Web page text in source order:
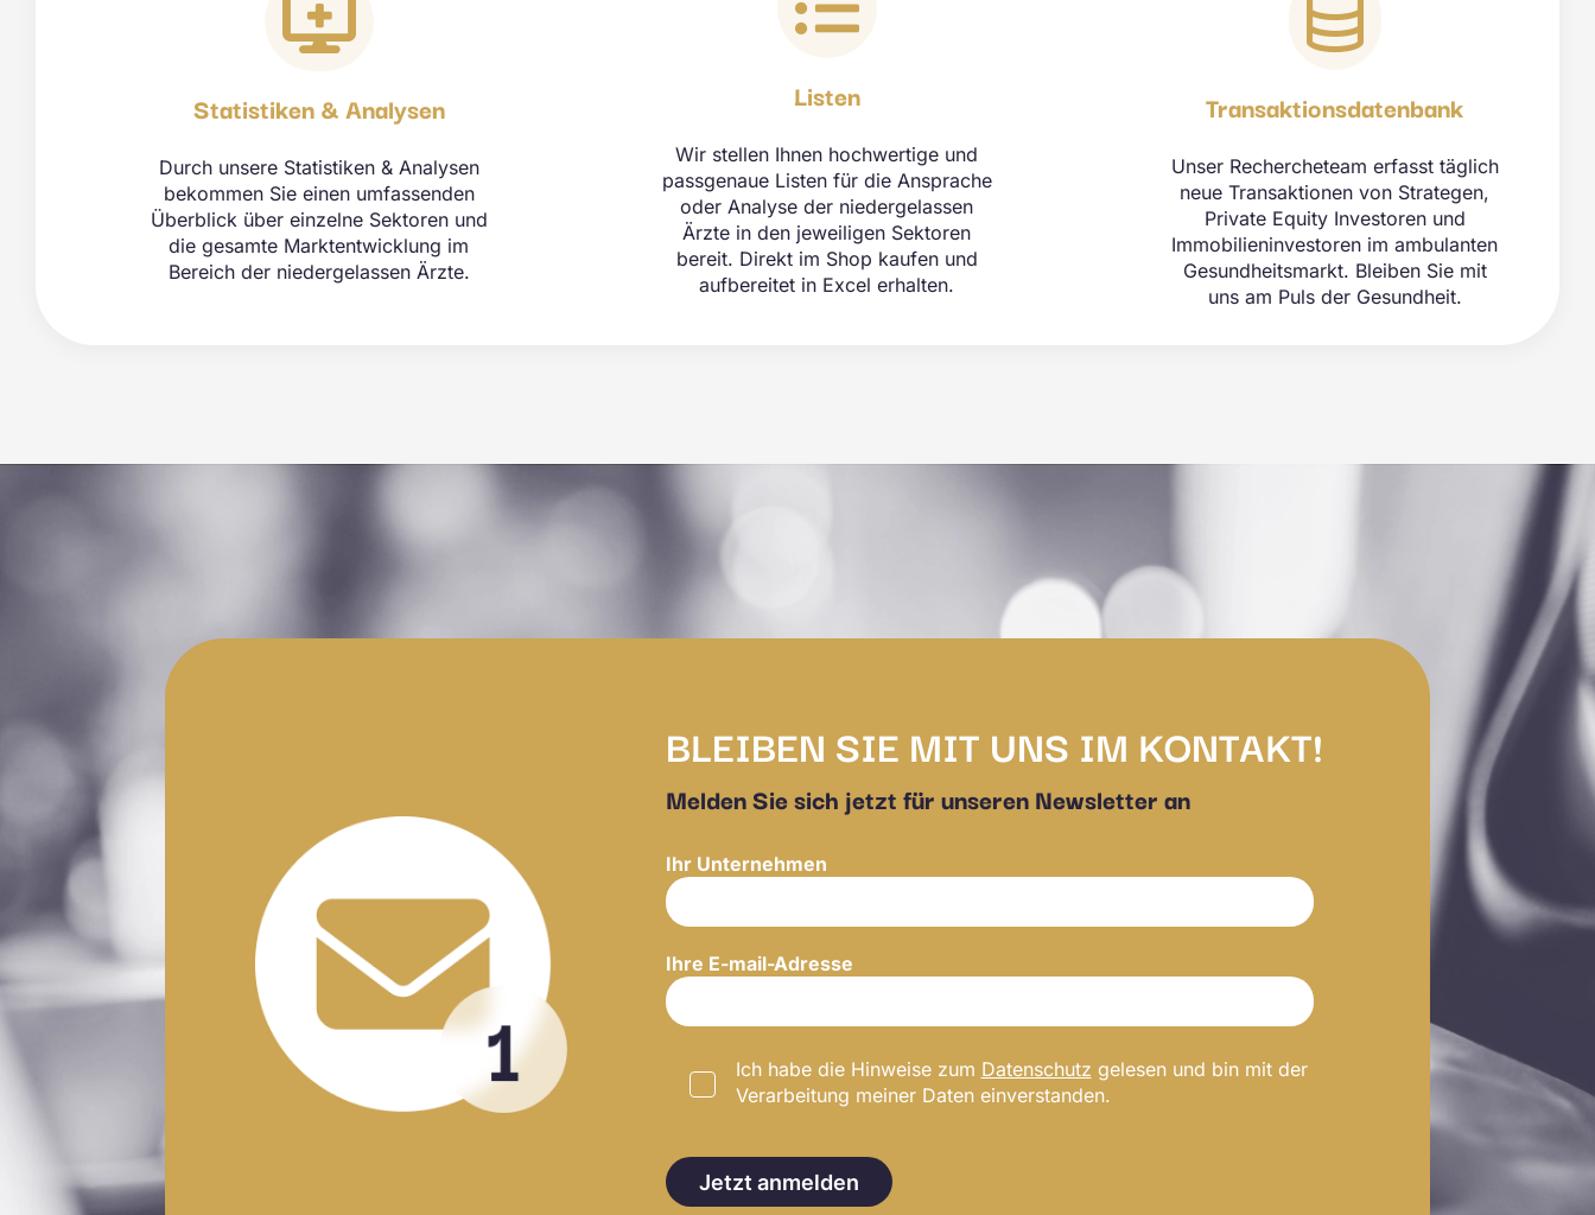
Statistiken & Analysen
Durch unsere Statistiken & Analysen
bekommen Sie einen umfassenden
Überblick über einzelne Sektoren und
die gesamte Marktentwicklung im
Bereich der niedergelassen Ärzte.
Listen
Wir stellen Ihnen hochwertige und
passgenaue Listen für die Ansprache
oder Analyse der niedergelassen
Ärzte in den jeweiligen Sektoren
bereit. Direkt im Shop kaufen und
aufbereitet in Excel erhalten.
Transaktionsdatenbank
Unser Rechercheteam erfasst täglich
neue Transaktionen von Strategen,
Private Equity Investoren und
Immobilieninvestoren im ambulanten
Gesundheitsmarkt. Bleiben Sie mit
uns am Puls der Gesundheit.
BLEIBEN SIE MIT UNS IM KONTAKT!
Melden Sie sich jetzt für unseren Newsletter an
Ihr Unternehmen
Ihre E-mail-Adresse
Ich habe die Hinweise zum Datenschutz gelesen und bin mit der
Verarbeitung meiner Daten einverstanden.